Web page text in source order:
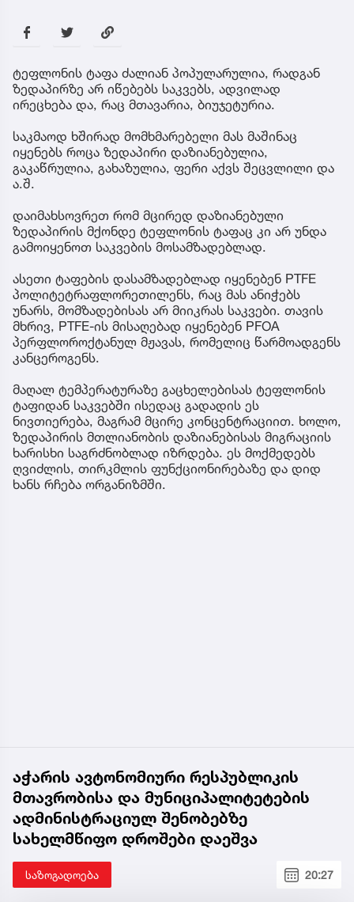
ტეფლონის ტაფა ძალიან პოპულარულია, რადგან
ზედაპირზე არ იწებებს საკვებს, ადვილად
ირეცხება და, რაც მთავარია, ბიუჯეტურია.
საკმაოდ ხშირად მომხმარებელი მას მაშინაც
იყენებს როცა ზედაპირი დაზიანებულია,
გაკაწრულია, გახაზულია, ფერი აქვს შეცვლილი და
ა.შ.
დაიმახსოვრეთ რომ მცირედ დაზიანებული
ზედაპირის მქონდე ტეფლონის ტაფაც კი არ უნდა
გამოიყენოთ საკვების მოსამზადებლად.
ასეთი ტაფების დასამზადებლად იყენებენ PTFE
პოლიტეტრაფლორეთილენს, რაც მას ანიჭებს
უნარს, მომზადებისას არ მიიკრას საკვები. თავის
მხრივ, PTFE-ის მისაღებად იყენებენ PFOA
პერფლოროქტანულ მჟავას, რომელიც წარმოადგენს
კანცეროგენს.
მაღალ ტემპერატურაზე გაცხელებისას ტეფლონის
ტაფიდან საკვებში ისედაც გადადის ეს
ნივთიერება, მაგრამ მცირე კონცენტრაციით. ხოლო,
ზედაპირის მთლიანობის დაზიანებისას მიგრაციის
ხარისხი საგრძნობლად იზრდება. ეს მოქმედებს
ღვიძლის, თირკმლის ფუნქციონირებაზე და დიდ
ხანს რჩება ორგანიზმში.
აჭარის ავტონომიური რესპუბლიკის
მთავრობისა და მუნიციპალიტეტების
ადმინისტრაციულ შენობებზე
სახელმწიფო დროშები დაეშვა
საზოგადოება 20:27